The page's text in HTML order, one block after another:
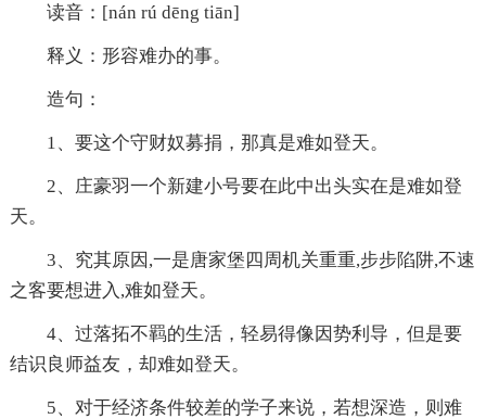
读音：[nán rú dēng tiān]
释义：形容难办的事。
造句：
1、要这个守财奴募捐，那真是难如登天。
2、庄豪羽一个新建小号要在此中出头实在是难如登
天。
3、究其原因,一是唐家堡四周机关重重,步步陷阱,不速
之客要想进入,难如登天。
4、过落拓不羁的生活，轻易得像因势利导，但是要
结识良师益友，却难如登天。
5、对于经济条件较差的学子来说，若想深造，则难